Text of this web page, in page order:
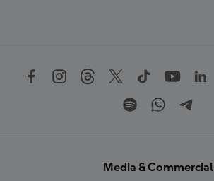
Media & Commercial